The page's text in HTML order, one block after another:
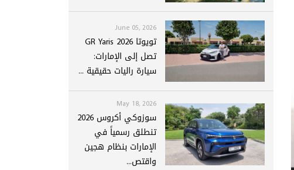
June 05, 2026
تويوتا GR Yaris 2026
تصل إلى الإمارات:
سيارة راليات حقيقية ...
May 18, 2026
سوزوكي أكروس 2026
تنطلق رسمياً في
الإمارات بنظام هجين
واقتص...